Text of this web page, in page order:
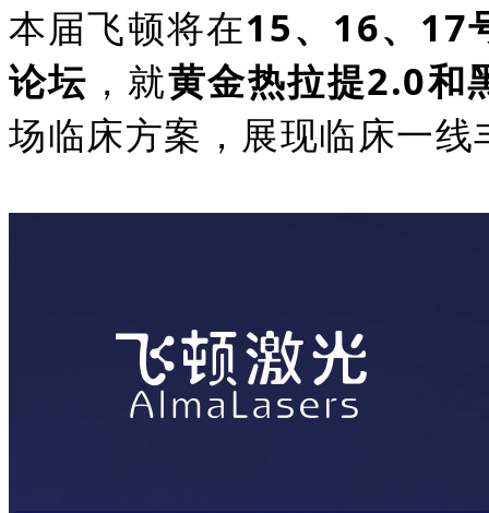
本届飞顿将在15、16、17
论坛 ，就黄金热拉提2.0和
场临床方案，展现临床一